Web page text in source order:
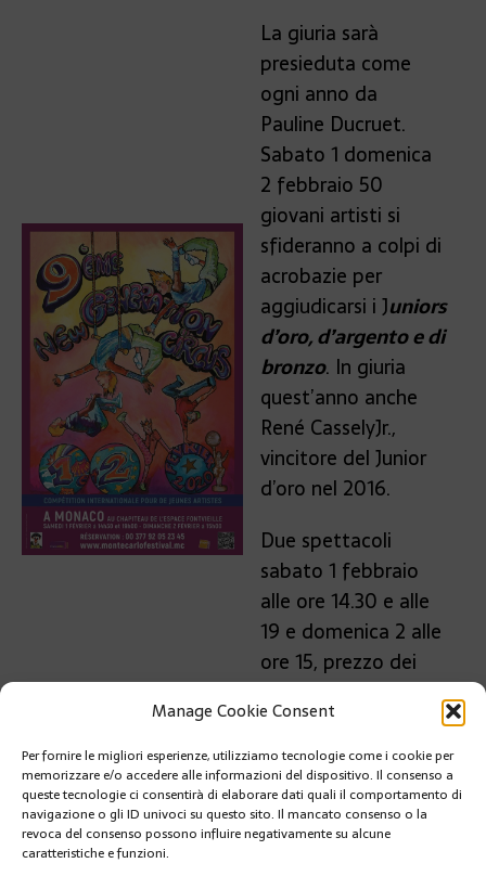
Manage Cookie Consent
Per fornire le migliori esperienze, utilizziamo tecnologie come i cookie per
memorizzare e/o accedere alle informazioni del dispositivo. Il consenso a
queste tecnologie ci consentirà di elaborare dati quali il comportamento di
navigazione o gli ID univoci su questo sito. Il mancato consenso o la
revoca del consenso possono influire negativamente su alcune
caratteristiche e funzioni.
La giuria sarà
presieduta come
ogni anno da
Pauline Ducruet.
Sabato 1 domenica
2 febbraio 50
giovani artisti si
sfideranno a colpi di
acrobazie per
aggiudicarsi i Juniors
d’oro, d’argento e di
bronzo. In giuria
quest’anno anche
René CasselyJr.,
vincitore del Junior
d’oro nel 2016.
Due spettacoli
sabato 1 febbraio
alle ore 14.30 e alle
19 e domenica 2 alle
ore 15, prezzo dei
biglietti dai 20 agli
80 euro.
PRÉCÉDENT
… MONACO S’IMPEGNA CONTRO GLI SPRECHI…